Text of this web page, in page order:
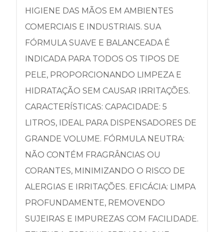
HIGIENE DAS MÃOS EM AMBIENTES
COMERCIAIS E INDUSTRIAIS. SUA
FÓRMULA SUAVE E BALANCEADA É
INDICADA PARA TODOS OS TIPOS DE
PELE, PROPORCIONANDO LIMPEZA E
HIDRATAÇÃO SEM CAUSAR IRRITAÇÕES.
CARACTERÍSTICAS: CAPACIDADE: 5
LITROS, IDEAL PARA DISPENSADORES DE
GRANDE VOLUME. FÓRMULA NEUTRA:
NÃO CONTÉM FRAGRÂNCIAS OU
CORANTES, MINIMIZANDO O RISCO DE
ALERGIAS E IRRITAÇÕES. EFICÁCIA: LIMPA
PROFUNDAMENTE, REMOVENDO
SUJEIRAS E IMPUREZAS COM FACILIDADE.